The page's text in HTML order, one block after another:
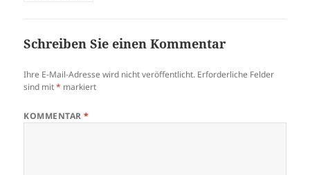
Schreiben Sie einen Kommentar
Ihre E-Mail-Adresse wird nicht veröffentlicht. Erforderliche Felder
sind mit* markiert
KOMMENTAR*